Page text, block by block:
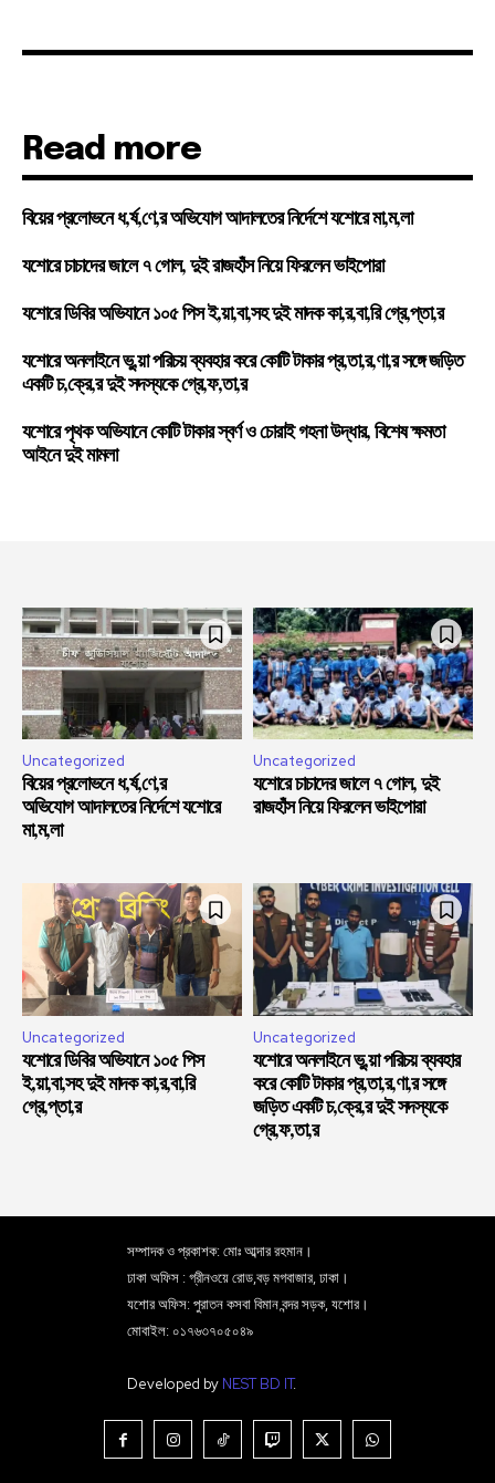
Read more
বিয়ের প্রলোভনে ধ,র্ষ,ণে,র অভিযোগ আদালতের নির্দেশে যশোরে মা,ম,লা
যশোরে চাচাদের জালে ৭ গোল, দুই রাজহাঁস নিয়ে ফিরলেন ভাইপোরা
যশোরে ডিবির অভিযানে ১০৫ পিস ই,য়া,বা,সহ দুই মাদক কা,র,বা,রি গ্রে,প্তা,র
যশোরে অনলাইনে ভু,য়া পরিচয় ব্যবহার করে কোটি টাকার প্র,তা,র,ণা,র সঙ্গে জড়িত
একটি চ,ক্রে,র দুই সদস্যকে গ্রে,ফ,তা,র
যশোরে পৃথক অভিযানে কোটি টাকার স্বর্ণ ও চোরাই গহনা উদ্ধার, বিশেষ ক্ষমতা
আইনে দুই মামলা
Uncategorized
বিয়ের প্রলোভনে ধ,র্ষ,ণে,র
অভিযোগ আদালতের নির্দেশে যশোরে
মা,ম,লা
Uncategorized
যশোরে চাচাদের জালে ৭ গোল, দুই
রাজহাঁস নিয়ে ফিরলেন ভাইপোরা
Uncategorized
যশোরে ডিবির অভিযানে ১০৫ পিস
ই,য়া,বা,সহ দুই মাদক কা,র,বা,রি
গ্রে,প্তা,র
Uncategorized
যশোরে অনলাইনে ভু,য়া পরিচয় ব্যবহার
করে কোটি টাকার প্র,তা,র,ণা,র সঙ্গে
জড়িত একটি চ,ক্রে,র দুই সদস্যকে
গ্রে,ফ,তা,র
সম্পাদক ও প্রকাশক: মোঃ আব্দার রহমান।
ঢাকা অফিস : গ্রীনওয়ে রোড,বড় মগবাজার, ঢাকা।
যশোর অফিস: পুরাতন কসবা বিমান বন্দর সড়ক, যশোর।
মোবাইল: ০১৭৬৩৭০৫০৪৯
Developed by NEST BD IT.